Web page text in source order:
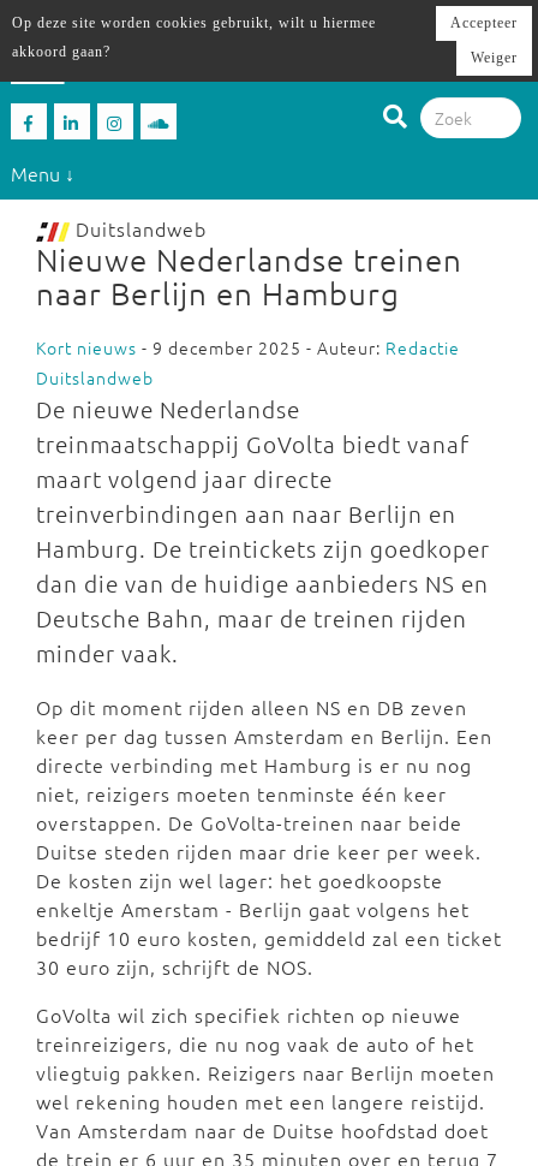
Menu ↓
Duitslandweb
Nieuwe Nederlandse treinen
naar Berlijn en Hamburg
Kort nieuws - 9 december 2025 - Auteur: Redactie
Duitslandweb
De nieuwe Nederlandse
treinmaatschappij GoVolta biedt vanaf
maart volgend jaar directe
treinverbindingen aan naar Berlijn en
Hamburg. De treintickets zijn goedkoper
dan die van de huidige aanbieders NS en
Deutsche Bahn, maar de treinen rijden
minder vaak.
Op dit moment rijden alleen NS en DB zeven
keer per dag tussen Amsterdam en Berlijn. Een
directe verbinding met Hamburg is er nu nog
niet, reizigers moeten tenminste één keer
overstappen. De GoVolta-treinen naar beide
Duitse steden rijden maar drie keer per week.
De kosten zijn wel lager: het goedkoopste
enkeltje Amerstam - Berlijn gaat volgens het
bedrijf 10 euro kosten, gemiddeld zal een ticket
30 euro zijn, schrijft de NOS.
GoVolta wil zich specifiek richten op nieuwe
treinreizigers, die nu nog vaak de auto of het
vliegtuig pakken. Reizigers naar Berlijn moeten
wel rekening houden met een langere reistijd.
Van Amsterdam naar de Duitse hoofdstad doet
de trein er 6 uur en 35 minuten over en terug 7
Op deze site worden cookies gebruikt, wilt u hiermee
akkoord gaan?
Accepteer
Weiger